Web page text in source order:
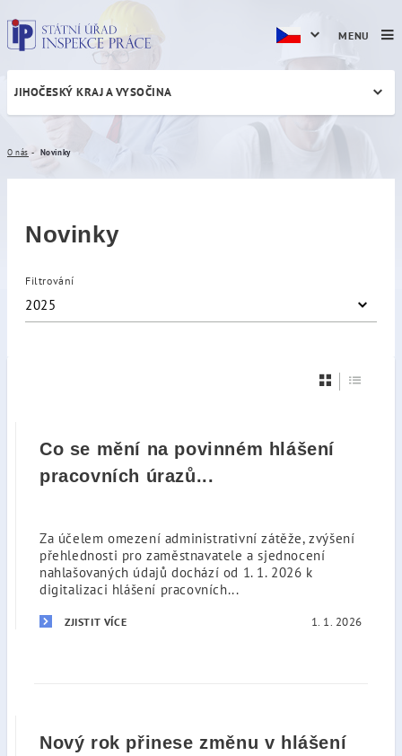
Novinky
JIHOČESKÝ KRAJ A VYSOČINA
O nás Novinky
Novinky
Filtrování
2025
Co se mění na povinném hlášení
pracovních úrazů...
Za účelem omezení administrativní zátěže, zvýšení
přehlednosti pro zaměstnavatele a sjednocení
nahlašovaných údajů dochází od 1. 1. 2026 k
digitalizaci hlášení pracovních...
ZJISTIT VÍCE 1. 1. 2026
Nový rok přinese změnu v hlášení
MENU